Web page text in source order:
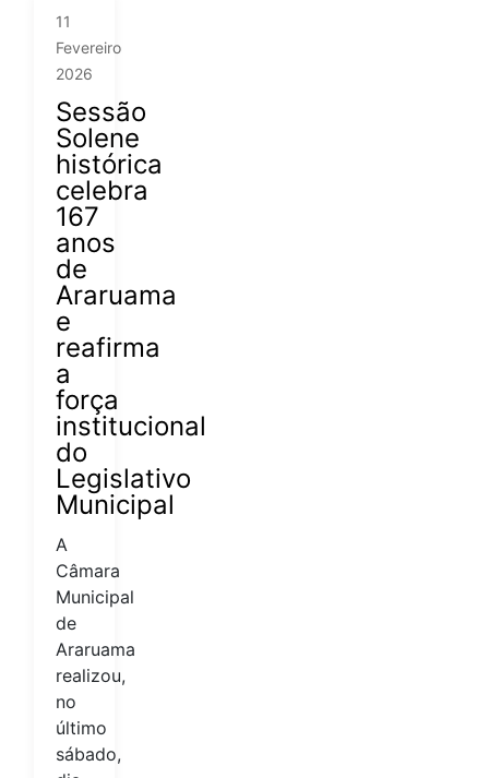
11
Fevereiro
2026
Sessão
Solene
histórica
celebra
167
anos
de
Araruama
e
reafirma
a
força
institucional
do
Legislativo
Municipal
A
Câmara
Municipal
de
Araruama
realizou,
no
último
sábado,